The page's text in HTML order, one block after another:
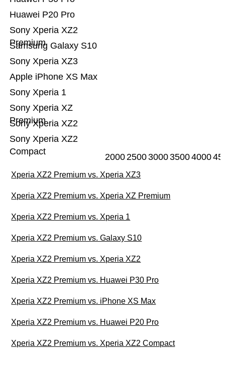
Sony Xperia XZ2
Compact
Sony Xperia XZ2
Sony Xperia XZ
Premium
Sony Xperia 1
Apple iPhone XS Max
Sony Xperia XZ3
Samsung Galaxy S10
Sony Xperia XZ2
Premium
Huawei P20 Pro
20002500300035004000
Xperia XZ2 Premium vs. Xperia XZ3
Xperia XZ2 Premium vs. Xperia XZ Premium
Xperia XZ2 Premium vs. Xperia 1
Xperia XZ2 Premium vs. Galaxy S10
Xperia XZ2 Premium vs. Xperia XZ2
Xperia XZ2 Premium vs. Huawei P30 Pro
Xperia XZ2 Premium vs. iPhone XS Max
Xperia XZ2 Premium vs. Huawei P20 Pro
Xperia XZ2 Premium vs. Xperia XZ2 Compact